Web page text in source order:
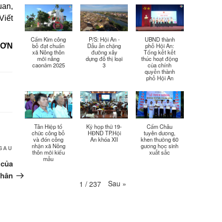
tiếp
theo
2026
26:27
Thời sự thứ 6 Ngày 17-4-
2026
Thời sự thứ 4 Ngày 15-4-
26:11
Thời sự thứ 2 Ngày 13-4-
2026
34:40
2026
25:37
Thời sự thứ 4 Ngày 8-4-2026 26:38
Cẩm Kim công
bố đạt chuẩn
xã Nông thôn
mới nâng
caonăm 2025
P/S: Hội An -
Dấu ấn chặng
đường xây
dựng đô thị loại
3
UBND thành
phố Hội An:
Tổng kết kết
thúc hoạt động
của chính
quyền thành
phố Hội An
Tân Hiệp tổ
chức công bố
và đón công
nhận xã Nông
thôn mới kiểu
mẫu
Kỳ họp thứ 19-
HĐND TP.Hội
An khóa XII
Cẩm Châu
tuyên dương,
khen thưởng 60
gương học sinh
xuất sắc
1 / 237 Sau »